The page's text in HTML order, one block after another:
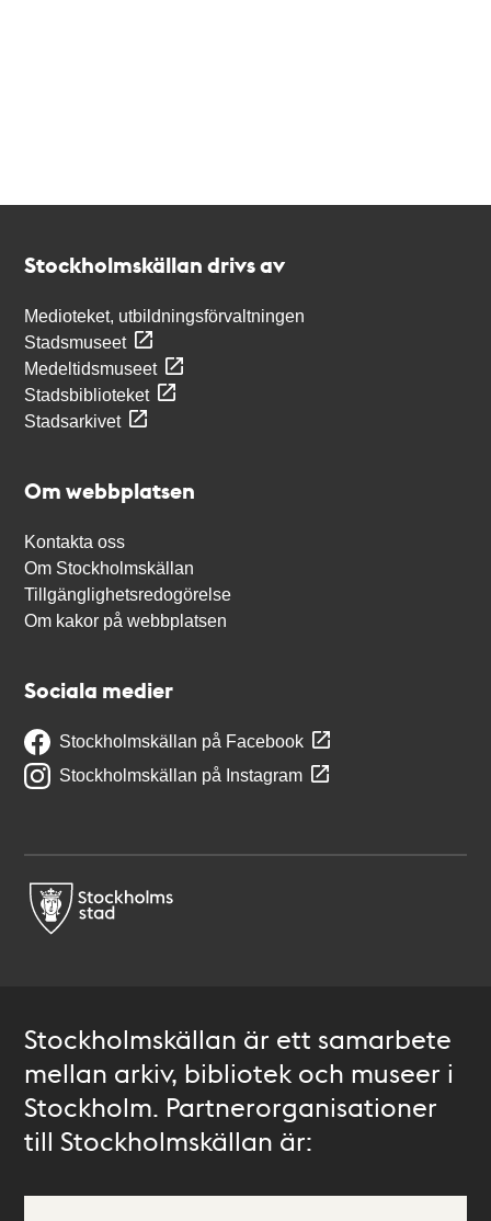
Stockholmskällan drivs av
Medioteket, utbildningsförvaltningen
Stadsmuseet
Medeltidsmuseet
Stadsbiblioteket
Stadsarkivet
Om webbplatsen
Kontakta oss
Om Stockholmskällan
Tillgänglighetsredogörelse
Om kakor på webbplatsen
Sociala medier
Stockholmskällan på Facebook
Stockholmskällan på Instagram
Stockholmskällan är ett samarbete
mellan arkiv, bibliotek och museer i
Stockholm. Partnerorganisationer
till Stockholmskällan är: